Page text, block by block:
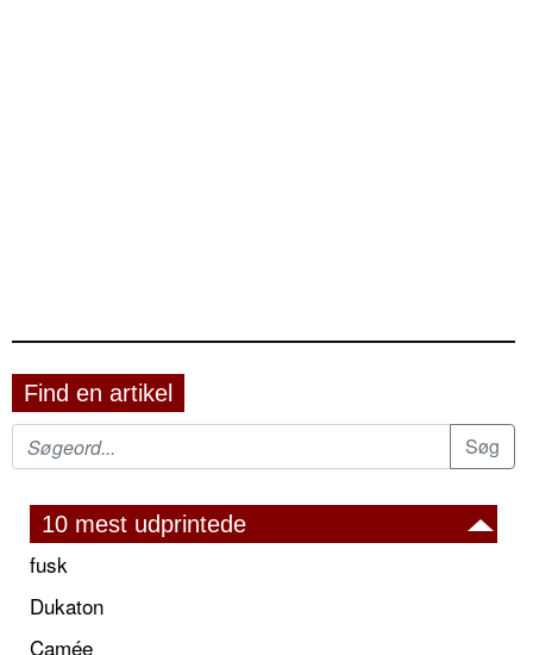
Find en artikel
10 mest udprintede
fusk
Dukaton
Camée